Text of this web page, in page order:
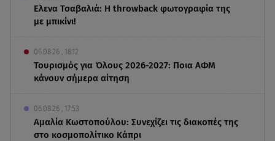
Ελενα Τσαβαλιά: Η throwback φωτογραφία της
με μπικίνι!
06.08.26 , 18:12
Τουρισμός για Όλους 2026-2027: Ποια ΑΦΜ
κάνουν σήμερα αίτηση
06.08.26 , 17:53
Αμαλία Κωστοπούλου: Συνεχίζει τις διακοπές της
στο κοσμοπολίτικο Κάπρι